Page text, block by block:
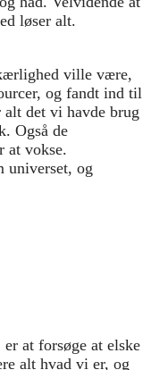
løser alt.
ville være,
og fandt ind til
det vi havde brug
Også de
at vokse.
universet, og
at forsøge at elske
alt hvad vi er, og